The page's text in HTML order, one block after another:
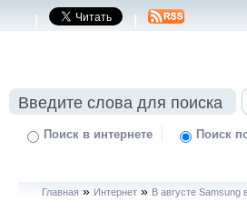
| |
Поиск в интернете | Поиск
Главная » Интернет » В августе